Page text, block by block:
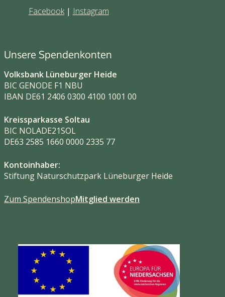
Facebook| Instagram
Unsere Spendenkonten
Volksbank Lüneburger Heide
BIC GENODE F1 NBU
IBAN DE61 2406 0300 4100 1001 00
Kreissparkasse Soltau
BIC NOLADE21SOL
DE63 2585 1660 0000 2335 77
Kontoinhaber:
Stiftung Naturschutzpark Lüneburger Heide
Zum SpendenshopMitglied werden